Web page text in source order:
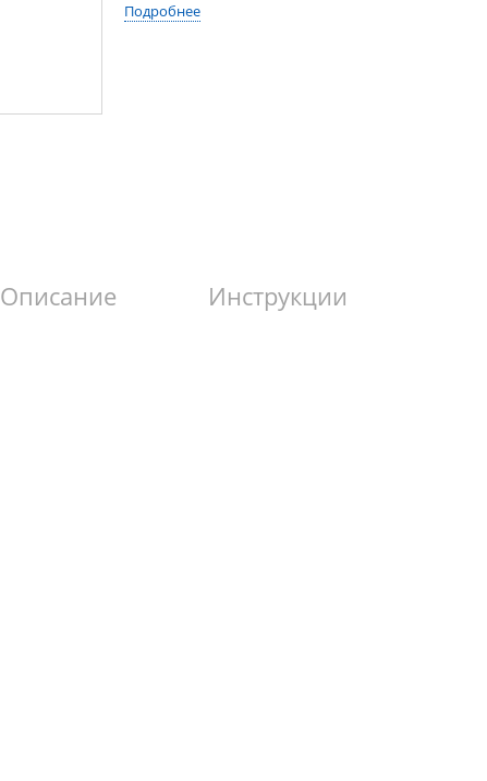
Подробнее
Описание Инструкции